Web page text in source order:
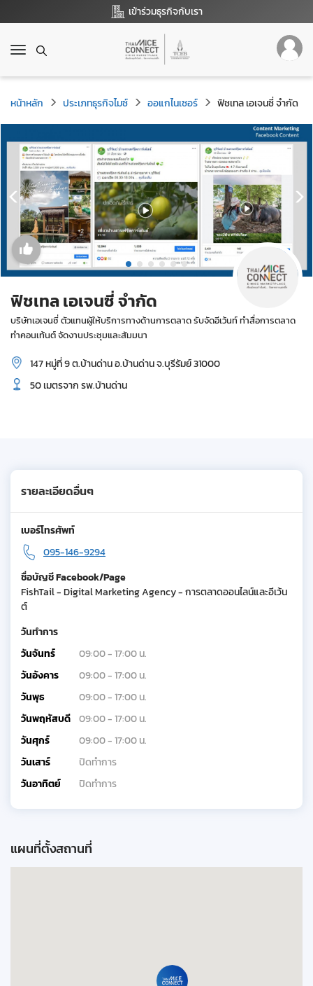
เข้าร่วมธุรกิจกับเรา
T
g
g
l
e
n
a
v
g
a
o
n
หน้าหลัก ประเภทธุรกิจไมซ์ ออแกไนเซอร์ ฟิชเทล เอเจนซี่ จำกัด
ฟิชเทล เอเจนซี่ จำกัด
บริษัทเอเจนซี่ ตัวแทนผู้ให้บริการทางด้านการตลาด รับจัดอีเว้นท์ ทำสื่อการตลาด
ทำคอนเท้นต์ จัดงานประชุมและสัมมนา
147 หมู่ที่ 9 ต.บ้านด่าน อ.บ้านด่าน จ.บุรีรัมย์ 31000
50 เมตรจาก รพ.บ้านด่าน
รายละเอียดอื่นๆ
เบอร์โทรศัพท์
095-146-9294
ชื่อบัญชี Facebook/Page
FishTail - Digital Marketing Agency - การตลาดออนไลน์และอีเว้น
ต์
วันทำการ
วันจันทร์
09:00 - 17:00 น.
วันอังคาร
09:00 - 17:00 น.
วันพุธ
09:00 - 17:00 น.
วันพฤหัสบดี 09:00 - 17:00 น.
วันศุกร์
09:00 - 17:00 น.
วันเสาร์
ปิดทำการ
วันอาทิตย์
ปิดทำการ
แผนที่ตั้งสถานที่